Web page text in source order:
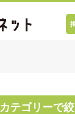
カテゴリーで